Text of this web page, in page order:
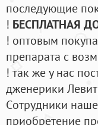
последующие
! БЕСПЛАТНАЯ
! оптовым
препарата с
! так же у нас
дженерики
Cотрудники
приобретение